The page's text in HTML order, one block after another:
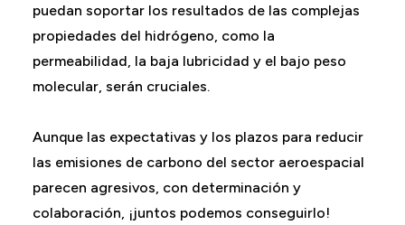
puedan soportar los resultados de las complejas
propiedades del hidrógeno, como la
permeabilidad, la baja lubricidad y el bajo peso
molecular, serán cruciales.
Aunque las expectativas y los plazos para reducir
las emisiones de carbono del sector aeroespacial
parecen agresivos, con determinación y
colaboración, ¡juntos podemos conseguirlo!